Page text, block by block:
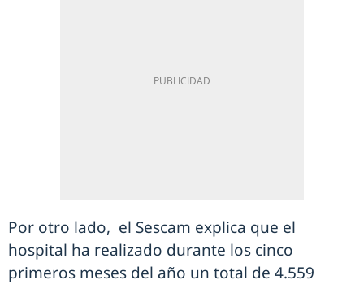
Por otro lado, el Sescam explica que el
hospital ha realizado durante los cinco
primeros meses del año un total de 4.559